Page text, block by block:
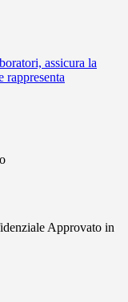
assicura la
rappresenta
Approvato in